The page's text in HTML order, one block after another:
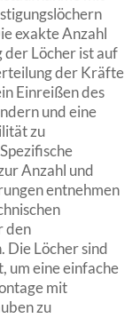
exakte Anzahl
der Löcher ist auf
der Kräfte
Einreißen des
und eine
zu
Anzahl und
entnehmen
den
Löcher sind
um eine einfache
mit
zu